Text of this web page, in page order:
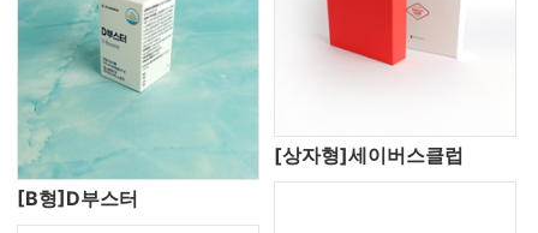
[B형]D부스터
[상자형]세이버스클럽